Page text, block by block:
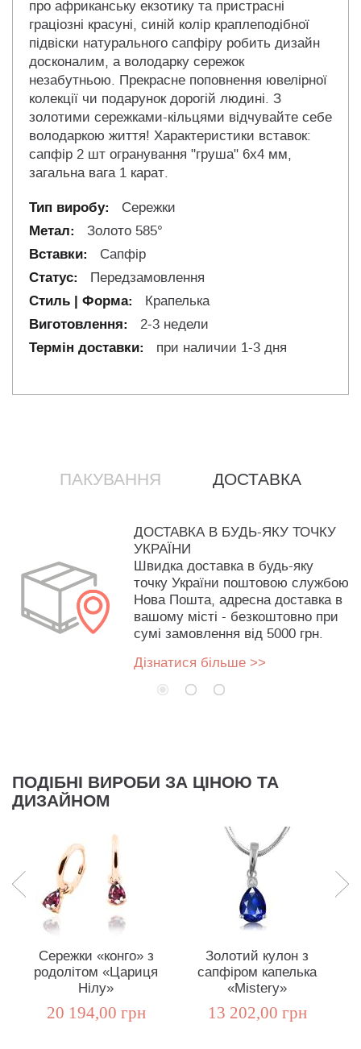
про африканську екзотику та пристрасні
граціозні красуні, синій колір краплеподібної
підвіски натурального сапфіру робить дизайн
досконалим, а володарку сережок
незабутньою. Прекрасне поповнення ювелірної
колекції чи подарунок дорогій людині. З
золотими сережками-кільцями відчувайте себе
володаркою життя! Характеристики вставок:
сапфір 2 шт огранування "груша" 6х4 мм,
загальна вага 1 карат.
Сережки
Золото 585°
Сапфір
Передзамовлення
Крапелька
2-3 недели
при наличии 1-3 дня
ПАКУВАННЯ ДОСТАВКА
ДОСТАВКА В БУДЬ-ЯКУ ТОЧКУ
УКРАЇНИ
Швидка доставка в будь-яку
точку України поштовою службою
Нова Пошта, адресна доставка в
вашому місті - безкоштовно при
сумі замовлення від 5000 грн.
Дізнатися більше >>
ПОДІБНІ ВИРОБИ ЗА ЦІНОЮ ТА
ДИЗАЙНОМ
Сережки «конго» з
родолітом «Цариця
Нілу»
20 194,00 грн
Золотий кулон з
сапфіром капелька
«Mistery»
13 202,00 грн